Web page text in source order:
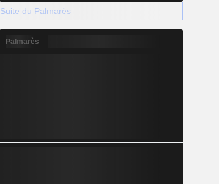
Suite du Palmarès
Palmarès